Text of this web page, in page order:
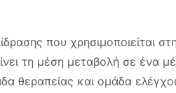
που χρησιμοποιείται
τη μέση μεταβολή σε ένα
θεραπείας και ομάδα